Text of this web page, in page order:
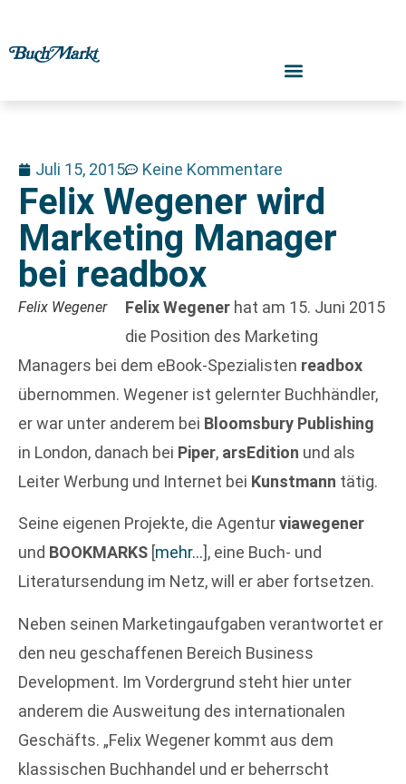
Juli 15, 2015 Keine Kommentare
Felix Wegener wird
Marketing Manager
bei readbox
Felix Wegener Felix Wegener hat am 15. Juni 2015
die Position des Marketing
Managers bei dem eBook-Spezialisten readbox
übernommen. Wegener ist gelernter Buchhändler,
er war unter anderem bei Bloomsbury Publishing
in London, danach bei Piper, arsEdition und als
Leiter Werbung und Internet bei Kunstmann tätig.
Seine eigenen Projekte, die Agenturviawegener
und BOOKMARKS [mehr…], eine Buch- und
Literatursendung im Netz, will er aber fortsetzen.
Neben seinen Marketingaufgaben verantwortet er
den neu geschaffenen Bereich Business
Development. Im Vordergrund steht hier unter
anderem die Ausweitung des internationalen
Geschäfts. „Felix Wegener kommt aus dem
klassischen Buchhandel und er beherrscht